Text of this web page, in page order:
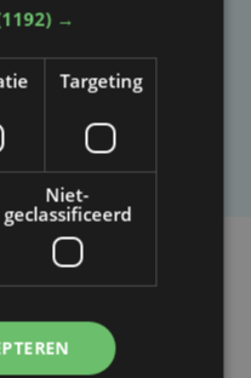
opgemerkt in dit
→
Targeting
Niet-
geclassificeerd